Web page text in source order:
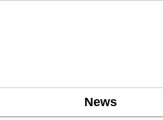
News